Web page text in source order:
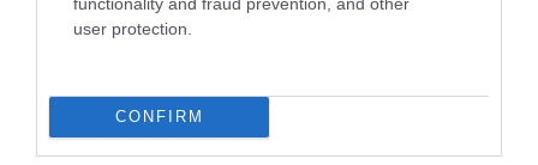
user protection.
CONFIRM
ΠΑΤΗΣΤΕ ΓΙΑ LIVE ΚΙΝΗΣΗ